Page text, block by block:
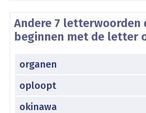
Andere 7 letterwoorden
beginnen met de letter
organen
oploopt
okinawa